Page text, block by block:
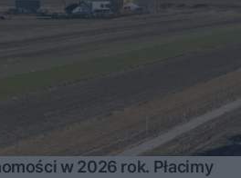
w 2026 rok. Płacimy